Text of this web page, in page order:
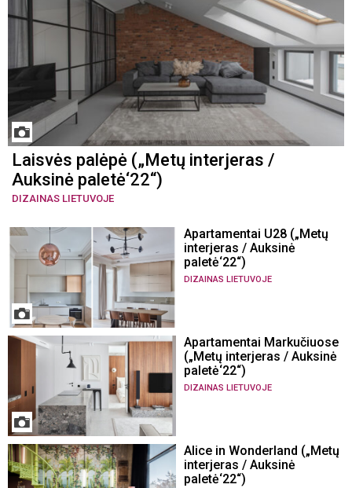
Laisvės palėpė („Metų interjeras /
Auksinė paletė‘22“)
DIZAINAS LIETUVOJE
Apartamentai U28 („Metų
interjeras / Auksinė
paletė‘22“)
DIZAINAS LIETUVOJE
Apartamentai Markučiuose
(„Metų interjeras / Auksinė
paletė‘22“)
DIZAINAS LIETUVOJE
Alice in Wonderland („Metų
interjeras / Auksinė
paletė‘22“)